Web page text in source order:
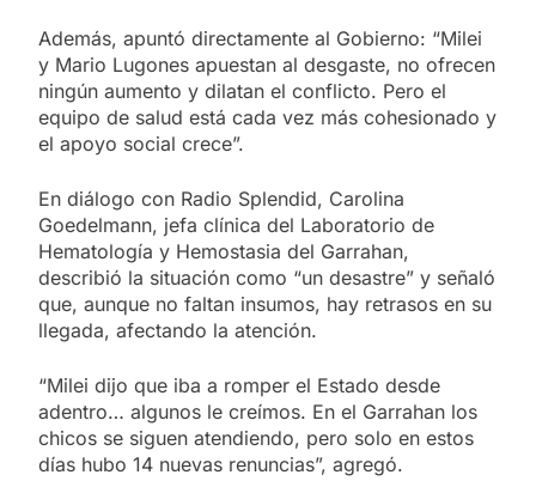
Además, apuntó directamente al Gobierno: “Milei
y Mario Lugones apuestan al desgaste, no ofrecen
ningún aumento y dilatan el conflicto. Pero el
equipo de salud está cada vez más cohesionado y
el apoyo social crece”.
En diálogo con Radio Splendid, Carolina
Goedelmann, jefa clínica del Laboratorio de
Hematología y Hemostasia del Garrahan,
describió la situación como “un desastre” y señaló
que, aunque no faltan insumos, hay retrasos en su
llegada, afectando la atención.
“Milei dijo que iba a romper el Estado desde
adentro… algunos le creímos. En el Garrahan los
chicos se siguen atendiendo, pero solo en estos
días hubo 14 nuevas renuncias”, agregó.